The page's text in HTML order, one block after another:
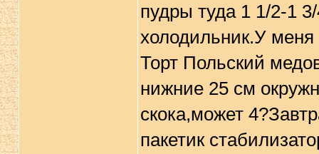
пудры туда 1 1/2-1
холодильник.У
Торт Польский
нижние 25 см
скока,может
пакетик